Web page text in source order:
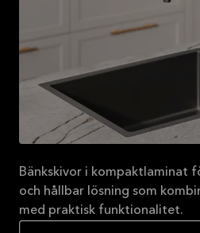
Bänkskivor i kompaktlaminat
och hållbar lösning som
med praktisk funktionalitet.